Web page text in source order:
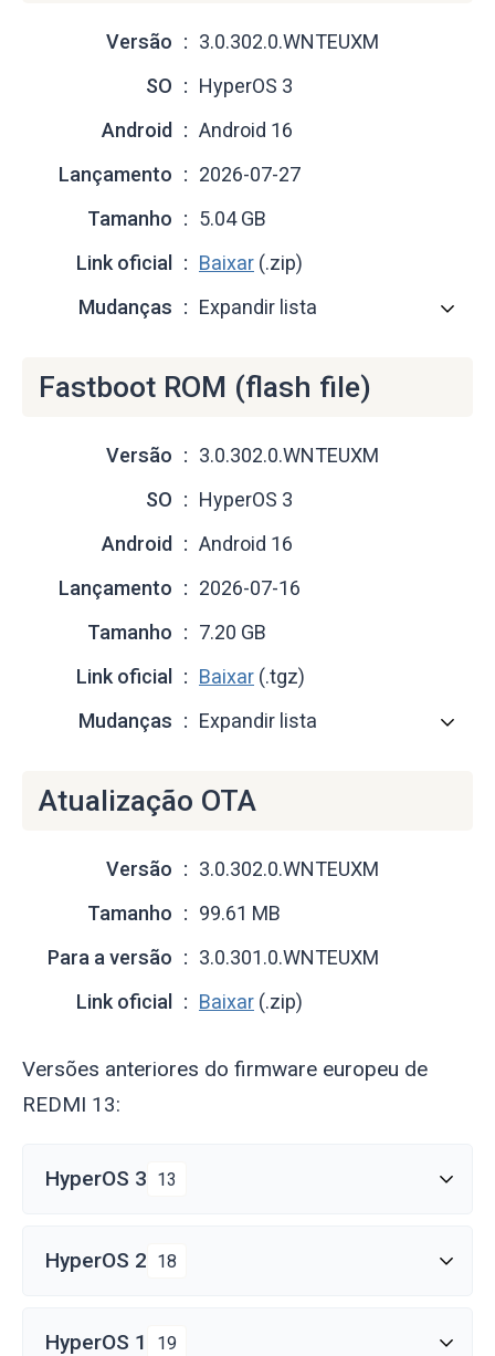
Versão
3.0.302.0.WNTEUXM
SO
HyperOS 3
Android
Android 16
Lançamento
2026-07-27
Tamanho
5.04 GB
Link oficial
Baixar (.zip)
Mudanças
Expandir lista
Fastboot ROM (flash file)
Versão
3.0.302.0.WNTEUXM
SO
HyperOS 3
Android
Android 16
Lançamento
2026-07-16
Tamanho
7.20 GB
Link oficial
Baixar (.tgz)
Mudanças
Expandir lista
Atualização OTA
Versão
3.0.302.0.WNTEUXM
Tamanho
99.61 MB
Para a versão
3.0.301.0.WNTEUXM
Link oficial
Baixar (.zip)
Versões anteriores do firmware europeu de
REDMI 13:
HyperOS 3 13
HyperOS 2 18
HyperOS 1 19